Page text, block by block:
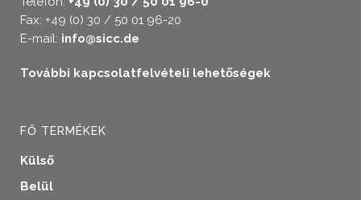
Fax: +49 (0) 30 / 50 01 96-20
E-mail: info@sicc.de
További kapcsolatfelvételi lehetőségek
FŐ TERMÉKEK
Külső
Belül